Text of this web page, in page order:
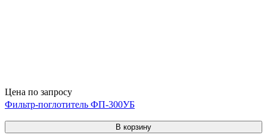
Цена по запросу
Фильтр-поглотитель ФП-300УБ
В корзину